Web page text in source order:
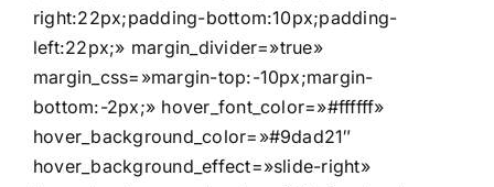
right:22px;padding-bottom:10px;padding-
left:22px;» margin_divider=»true»
margin_css=»margin-top:-10px;margin-
bottom:-2px;» hover_font_color=»#ffffff»
hover_background_color=»#9dad21″
hover_background_effect=»slide-right»